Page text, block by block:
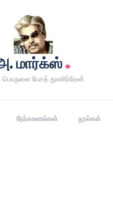
மார்க்ஸ்.
பொருளை பேசத் துணிந்தேன்
நேர்காணல்கள் நூல்கள்